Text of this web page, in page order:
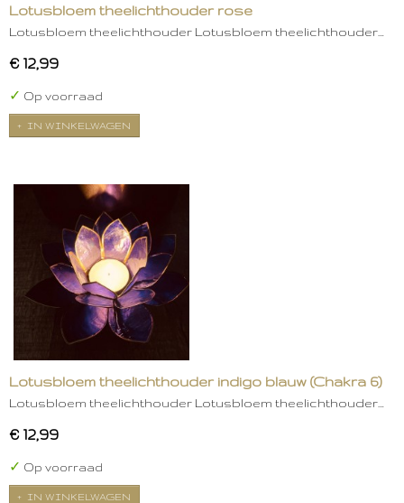
Lotusbloem theelichthouder rose
Lotusbloem theelichthouder Lotusbloem theelichthouder…
€ 12,99
✓ Op voorraad
IN WINKELWAGEN
Lotusbloem theelichthouder indigo blauw (Chakra 6)
Lotusbloem theelichthouder Lotusbloem theelichthouder…
€ 12,99
✓ Op voorraad
IN WINKELWAGEN